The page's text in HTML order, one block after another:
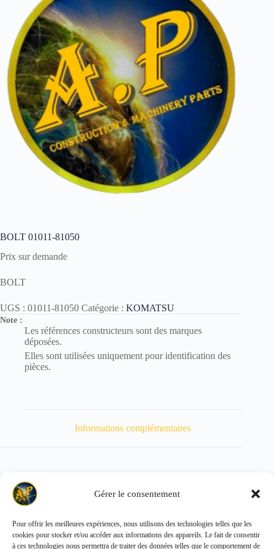
Gérer le consentement
Pour offrir les meilleures expériences, nous utilisons des technologies telles que les
cookies pour stocker et/ou accéder aux informations des appareils. Le fait de consentir
à ces technologies nous permettra de traiter des données telles que le comportement de
BOLT 01011-81050
Prix sur demande
BOLT
UGS : 01011-81050 Catégorie : KOMATSU
Note :
Les références constructeurs sont des marques
déposées.
Elles sont utilisées uniquement pour identification des
pièces.
Informations complémentaires
Poids 86 kg
Copyright © 2026 - ALL PARTS FRANCE SAS